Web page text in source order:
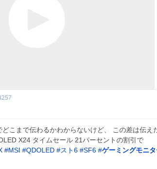
こまで伝わるかわからないけど、 この差は伝え
X24 タイムセール 21パーセントの割引で
#MSI #QDOLED #スト6 #SF6 #ゲーミングモニ